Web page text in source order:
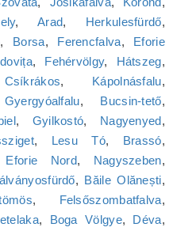
, Arad, Herkulesfürdő,
, Borsa, Ferencfalva, Eforie
, Fehérvölgy, Hátszeg,
Csíkrákos, Kápolnásfalu,
Gyergyóalfalu, Bucsin-tető,
, Gyilkostó, Nagyenyed,
, Lesu Tó, Brassó,
Eforie Nord, Nagyszeben,
, Băile Olănești,
, Felsőszombatfalva,
, Boga Völgye, Déva,